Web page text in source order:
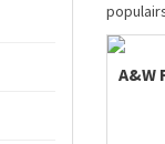
A&W